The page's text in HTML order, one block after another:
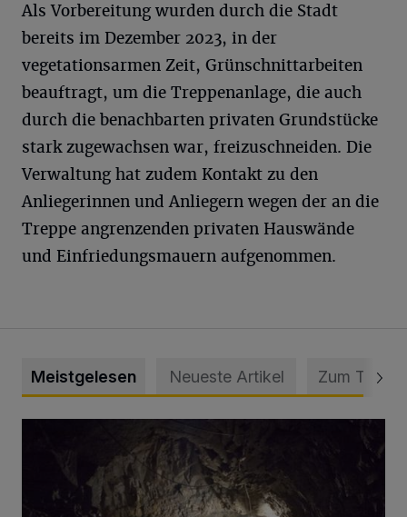
Als Vorbereitung wurden durch die Stadt
bereits im Dezember 2023, in der
vegetationsarmen Zeit, Grünschnittarbeiten
beauftragt, um die Treppenanlage, die auch
durch die benachbarten privaten Grundstücke
stark zugewachsen war, freizuschneiden. Die
Verwaltung hat zudem Kontakt zu den
Anliegerinnen und Anliegern wegen der an die
Treppe angrenzenden privaten Hauswände
und Einfriedungsmauern aufgenommen.
Meistgelesen Neueste Artikel Zum Thema